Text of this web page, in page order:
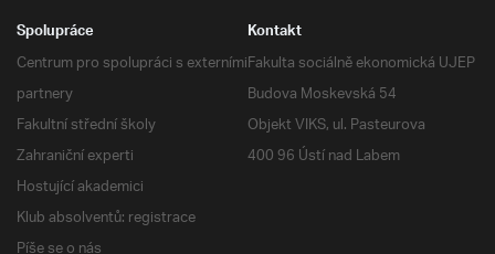
Spolupráce
Centrum pro spolupráci s externími
partnery
Fakultní střední školy
Zahraniční experti
Hostující akademici
Klub absolventů: registrace
Kontakt
Fakulta sociálně ekonomická UJEP
Budova Moskevská 54
Objekt VIKS, ul. Pasteurova
400 96 Ústí nad Labem